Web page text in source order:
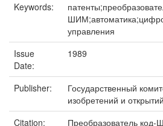
Keywords:
управления
Issue
Date:
1989
Publisher:
Государственный
изобретений и открытий
Citation:
Преобразователь